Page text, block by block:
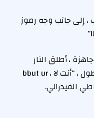
، إلى جانب وجه رموز
، أطلق النار
بشكل قاسي على أخطاء مليئة بالأطول ، “أنت لا ، bbut ur